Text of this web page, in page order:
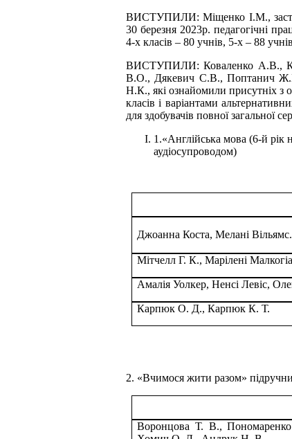
ВИСТУПИЛИ: Міщенко І.М.,
30 березня 2023р. педагогічні
4-х класів – 80 учнів, 5-х – 88
ВИСТУПИЛИ:Коваленко А.В.,
В.О., Дякевич С.В., Поптанич
Н.К., які ознайомили присутніх з
класів і варіантами
для здобувачів повної загальної
1.«Англійська мова (6-й рік
аудіосупроводом)
Джоанна Коста, Мелані Вільямс.
Мітчелл Г. К., Марілені
Амалія Уолкер, Ненсі Левіс,
Карпюк О. Д., Карпюк К. Т.
2. «Вчимося жити разом»
Воронцова Т. В.,